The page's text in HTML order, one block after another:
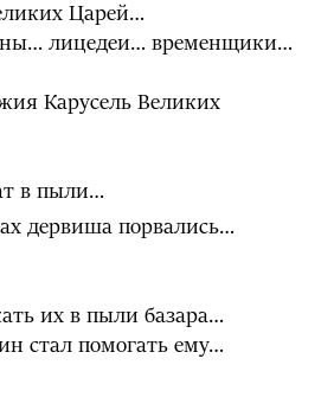
Царей…
лицедеи… временщики…
Карусель Великих
в пыли…
дервиша порвались…
их в пыли базара…
стал помогать ему…